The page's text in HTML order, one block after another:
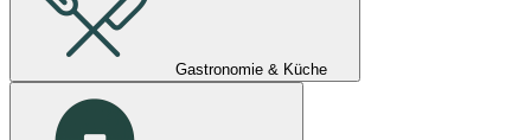
Gastronomie & Küche